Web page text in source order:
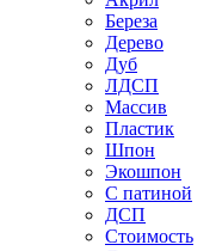
Береза
Дерево
Дуб
ЛДСП
Массив
Пластик
Шпон
Экошпон
С патиной
ДСП
Стоимость